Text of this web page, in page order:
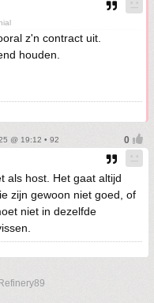
z'n contract uit.
houden.
@ 19:12 • 92
als host. Het gaat altijd
zijn gewoon niet goed, of
niet in dezelfde